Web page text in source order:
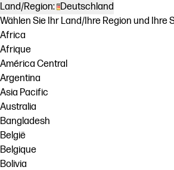
Land/Region: Deutschland
Wählen Sie Ihr Land/Ihre Region und Ihre
Africa
Afrique
América Central
Argentina
Asia Pacific
Australia
Bangladesh
België
Belgique
Bolivia